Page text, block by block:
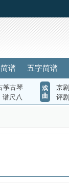
谱 五字简谱
筝古琴
谱尺八
戏
曲
京剧
评剧